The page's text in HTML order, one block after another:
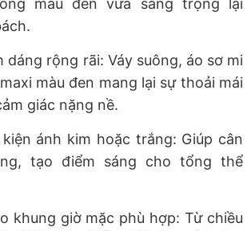
màu đen vừa sang trọng lại
dáng rộng rãi: Váy suông, áo sơ mi
màu đen mang lại sự thoải mái
giác nặng nề.
ánh kim hoặc trắng: Giúp cân
tạo điểm sáng cho tổng thể
khung giờ mặc phù hợp: Từ chiều